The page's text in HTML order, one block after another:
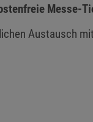
Messe-
Austausch